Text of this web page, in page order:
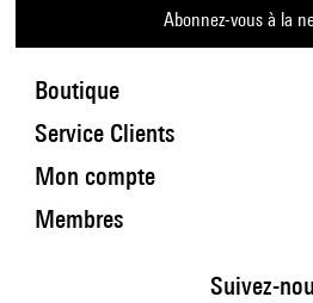
Boutique
Abonnez-vous à la
Service Clients
Mon compte
Membres
Suivez-